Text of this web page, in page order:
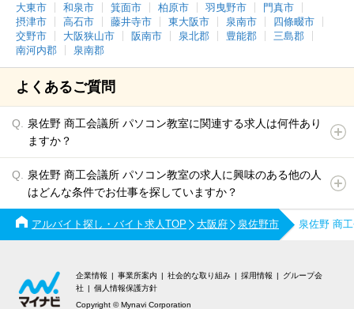
大東市
和泉市 箕面市 柏原市 羽曳野市
門真市
摂津市
高石市 藤井寺市 東大阪市 泉南市
四條畷市
交野市
大阪狭山市 阪南市 泉北郡 豊能郡
三島郡
南河内郡
泉南郡
よくあるご質問
泉佐野 商工会議所 パソコン教室に関連する求人は何件あり
ますか？
泉佐野 商工会議所 パソコン教室の求人に興味のある他の人
はどんな条件でお仕事を探していますか？
アルバイト探し・バイト求人TOP 大阪府 泉佐野市 泉佐野 商
企業情報 事業所案内 社会的な取り組み 採用情報
グループ会
社
個人情報保護方針
Copyright © Mynavi Corporation